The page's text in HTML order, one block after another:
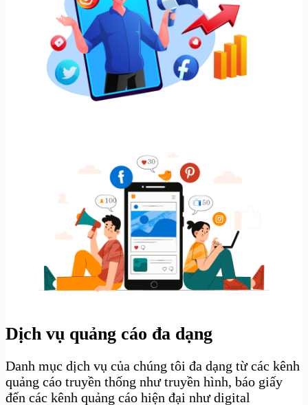
Dịch vụ quảng cáo đa dạng
Danh mục dịch vụ của chúng tôi đa dạng từ các kênh
quảng cáo truyền thống như truyền hình, báo giấy
đến các kênh quảng cáo hiện đại như digital